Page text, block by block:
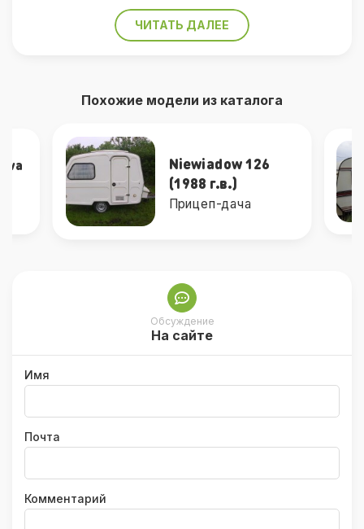
ЧИТАТЬ ДАЛЕЕ
Похожие модели из каталога
Niewiadow 126
(1988 г.в.)
Прицеп-дача
Обсуждение
На сайте
Имя
Почта
Комментарий